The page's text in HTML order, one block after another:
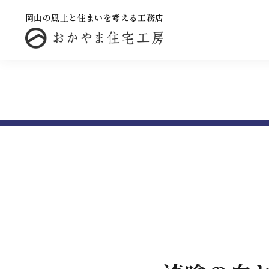
岡山の風土と住まいを考える工務店